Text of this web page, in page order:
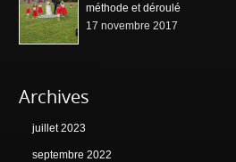
méthode et déroulé
17 novembre 2017
Archives
juillet 2023
septembre 2022